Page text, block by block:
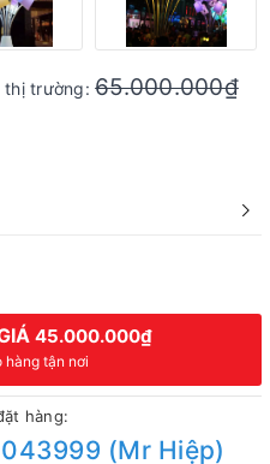
thị trường:65.000.000₫
45.000.000₫
hàng tận nơi
hàng:
(Mr Hiệp)